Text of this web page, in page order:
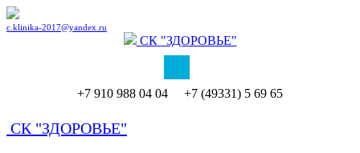
c.klinika-2017@yandex.ru
СК "ЗДОРОВЬЕ"
+7 910 988 04 04 +7 (49331) 5 69 65
СК "ЗДОРОВЬЕ"